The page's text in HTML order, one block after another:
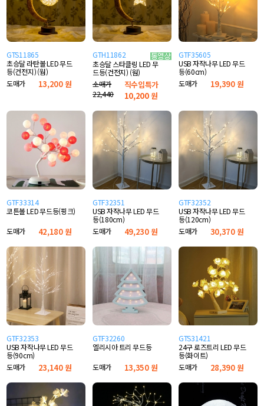
GTS11865
초승달 라탄볼 LED 무드
등(건전지) (웜)
도매가
13,200 원
GTH11862
초승달 스타클링 LED 무
드등(건전지) (웜)
소매가
22,440
직수입특가
10,200원
GTF35605
USB 자작나무 LED 무드
등(60cm)
도매가
19,390 원
GTF33314
코튼볼 LED 무드등(핑크)
도매가
42,180 원
GTF32351
USB 자작나무 LED 무드
등(180cm)
도매가
49,230 원
GTF32352
USB 자작나무 LED 무드
등(120cm)
도매가
30,370 원
GTF32353
USB 자작나무 LED 무드
등(90cm)
도매가
23,140 원
GTF32260
엘리시아 트리 무드등
도매가
13,350 원
GTS31421
24구 로즈트리 LED 무드
등(화이트)
도매가
28,390 원